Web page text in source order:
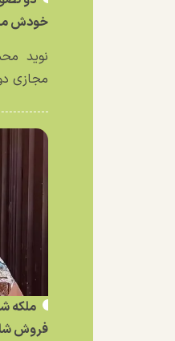
خودش
نوید
مجازی
فروش